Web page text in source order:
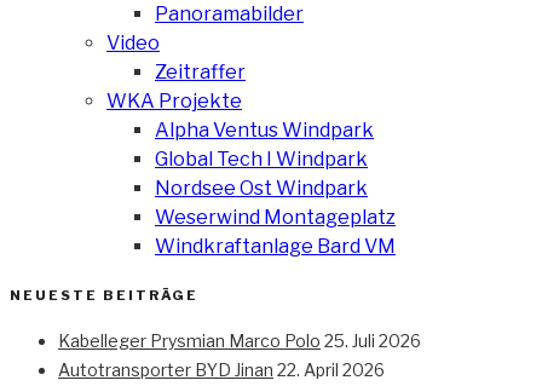
Panoramabilder
Video
Zeitraffer
WKA Projekte
Alpha Ventus Windpark
Global Tech I Windpark
Nordsee Ost Windpark
Weserwind Montageplatz
Windkraftanlage Bard VM
NEUESTE BEITRÄGE
Kabelleger Prysmian Marco Polo 25. Juli 2026
Autotransporter BYD Jinan 22. April 2026